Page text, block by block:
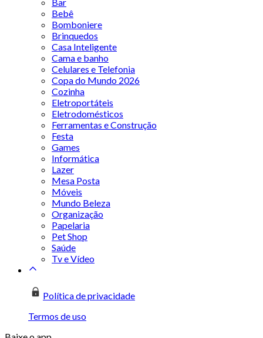
Bebê
Bomboniere
Brinquedos
Casa Inteligente
Cama e banho
Celulares e Telefonia
Copa do Mundo 2026
Cozinha
Eletroportáteis
Eletrodomésticos
Ferramentas e Construção
Festa
Games
Informática
Lazer
Mesa Posta
Móveis
Mundo Beleza
Organização
Papelaria
Pet Shop
Saúde
Tv e Vídeo
Política de privacidade
Termos de uso